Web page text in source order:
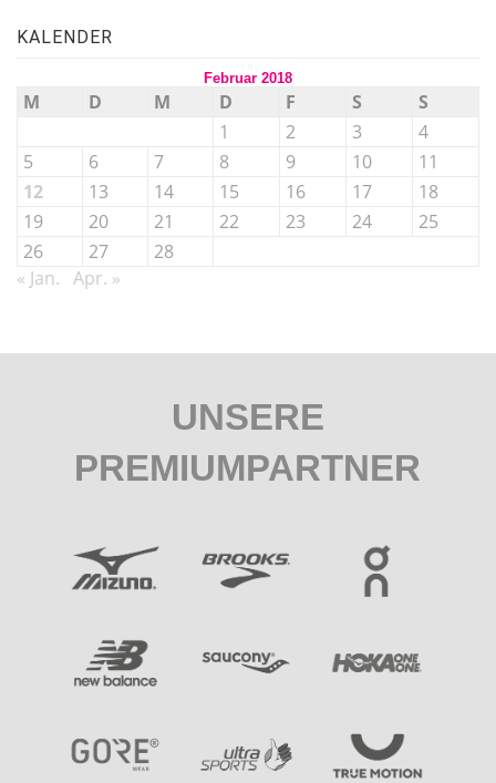
KALENDER
Februar 2018
M D M D F S
S
1
2 3
4
5
6 7 8 9 10
11
12
13 14 15 16 17
18
19
20 21 22 23 24
25
26
27
28
« Jan. Apr. »
UNSERE
PREMIUMPARTNER